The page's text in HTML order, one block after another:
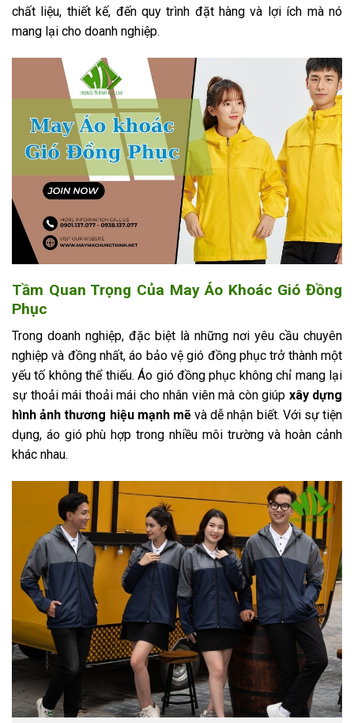
chất liệu, thiết kế, đến quy trình đặt hàng và lợi ích mà nó
mang lại cho doanh nghiệp.
Tầm Quan Trọng Của May Áo Khoác Gió Đồng
Phục
Trong doanh nghiệp, đặc biệt là những nơi yêu cầu chuyên
nghiệp và đồng nhất, áo bảo vệ gió đồng phục trở thành một
yếu tố không thể thiếu. Áo gió đồng phục không chỉ mang lại
sự thoải mái thoải mái cho nhân viên mà còn giúp xây dựng
hình ảnh thương hiệu mạnh mẽvà dễ nhận biết. Với sự tiện
dụng, áo gió phù hợp trong nhiều môi trường và hoàn cảnh
khác nhau.